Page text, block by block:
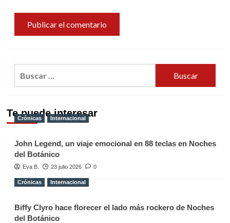
Te puede interesar
Crónicas Internacional
John Legend, un viaje emocional en 88 teclas en Noches
del Botánico
Eva B. 23 julio 2026 0
Crónicas Internacional
Biffy Clyro hace florecer el lado más rockero de Noches
del Botánico